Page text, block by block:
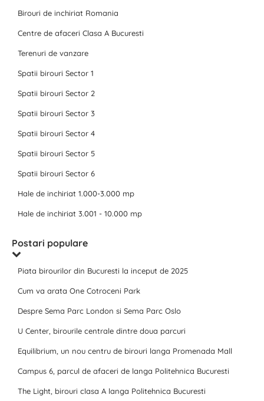
Birouri de inchiriat Romania
Centre de afaceri Clasa A Bucuresti
Terenuri de vanzare
Spatii birouri Sector 1
Spatii birouri Sector 2
Spatii birouri Sector 3
Spatii birouri Sector 4
Spatii birouri Sector 5
Spatii birouri Sector 6
Hale de inchiriat 1.000-3.000 mp
Hale de inchiriat 3.001 - 10.000 mp
Postari populare
Piata birourilor din Bucuresti la inceput de 2025
Cum va arata One Cotroceni Park
Despre Sema Parc London si Sema Parc Oslo
U Center, birourile centrale dintre doua parcuri
Equilibrium, un nou centru de birouri langa Promenada Mall
Campus 6, parcul de afaceri de langa Politehnica Bucuresti
The Light, birouri clasa A langa Politehnica Bucuresti